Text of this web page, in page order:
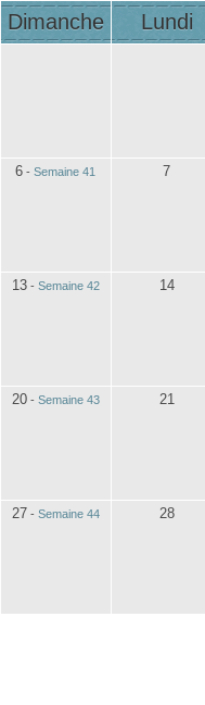
Dimanche
Lundi
6 -Semaine 41 7
13 - Semaine 42 14
20 - Semaine 43 21
27 - Semaine 44 28